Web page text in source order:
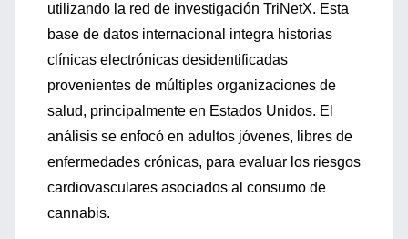
utilizando la red de investigación TriNetX. Esta
base de datos internacional integra historias
clínicas electrónicas desidentificadas
provenientes de múltiples organizaciones de
salud, principalmente en Estados Unidos. El
análisis se enfocó en adultos jóvenes, libres de
enfermedades crónicas, para evaluar los riesgos
cardiovasculares asociados al consumo de
cannabis.